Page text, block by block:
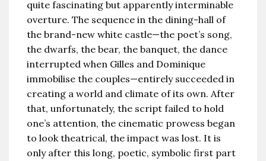
quite fascinating but apparently interminable
overture. The sequence in the dining-hall of
the brand-new white castle—the poet’s song,
the dwarfs, the bear, the banquet, the dance
interrupted when Gilles and Dominique
immobilise the couples—entirely succeeded in
creating a world and climate of its own. After
that, unfortunately, the script failed to hold
one’s attention, the cinematic prowess began
to look theatrical, the impact was lost. It is
only after this long, poetic, symbolic first part